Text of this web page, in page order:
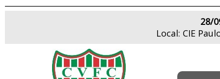
28/
Local: CIE